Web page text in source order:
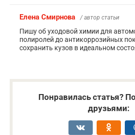
Елена Смирнова / автор статьи
Пишу об уходовой химии для
полиролей до антикоррозийных
сохранить кузов в идеальном
Понравилась статья?
друзьями: